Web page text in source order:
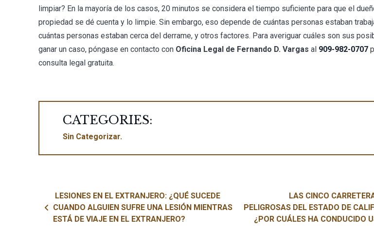
limpiar? En la mayoría de los casos, 20 minutos se considera el tiempo suficiente para que el
propiedad se dé cuenta y lo limpie. Sin embargo, eso depende de cuántas personas estaban
cuántas personas estaban cerca del derrame, y otros factores. Para averiguar cuáles son sus
ganar un caso, póngase en contacto con Oficina Legal de Fernando D. Vargas al 909-982-0707
consulta legal gratuita.
CATEGORIES:
Sin Categorizar
Navegación de entradas
LESIONES EN EL EXTRANJERO: ¿QUÉ SUCEDE
CUANDO ALGUIEN SUFRE UNA LESIÓN MIENTRAS
ESTÁ DE VIAJE EN EL EXTRANJERO?
LAS CINCO
PELIGROSAS DEL ESTADO DE
¿POR CUÁLES HA CONDUCIDO